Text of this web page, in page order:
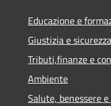
Educazione e
Giustizia e
Tributi,finanze e
Ambiente
Salute, benessere